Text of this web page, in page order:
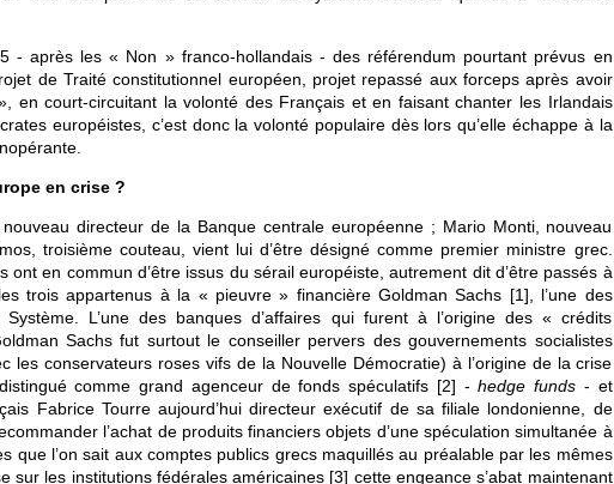
- après les « Non » franco-hollandais - des référendum pourtant prévus en
de Traité constitutionnel européen, projet repassé aux forceps après avoir
en court-circuitant la volonté des Français et en faisant chanter les Irlandais
européistes, c’est donc la volonté populaire dès lors qu’elle échappe à la
en crise ?
directeur de la Banque centrale européenne ; Mario Monti, nouveau
troisième couteau, vient lui d’être désigné comme premier ministre grec.
en commun d’être issus du sérail européiste, autrement dit d’être passés à
trois appartenus à la « pieuvre » financière Goldman Sachs [1] , l’une des
L’une des banques d’affaires qui furent à l’origine des « crédits
Sachs fut surtout le conseiller pervers des gouvernements socialistes
les conservateurs roses vifs de la Nouvelle Démocratie) à l’origine de la crise
comme grand agenceur de fonds spéculatifs [2] -hedge funds - et
Fabrice Tourre aujourd’hui directeur exécutif de sa filiale londonienne, de
l’achat de produits financiers objets d’une spéculation simultanée à
que l’on sait aux comptes publics grecs maquillés au préalable par les mêmes
sur les institutions fédérales américaines [3] cette engeance s’abat maintenant